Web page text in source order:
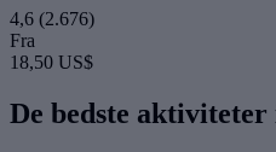
4,6 (2.676)
Fra
18,50 US$
De bedste